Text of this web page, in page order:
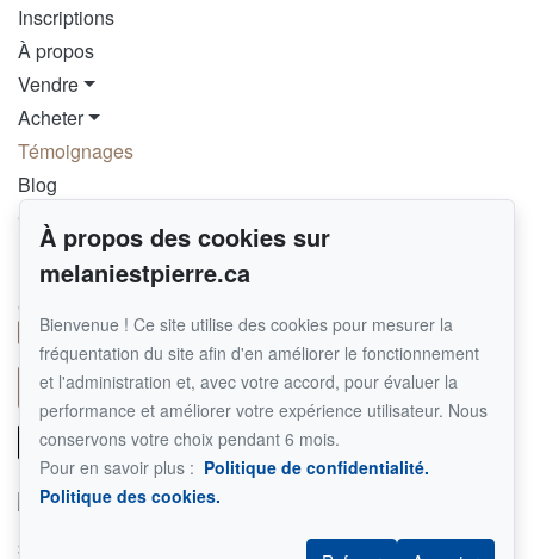
Inscriptions
À propos
Vendre
Acheter
Témoignages
Blog
Contact
Pour me joindre
GROUPE SUTTON SYNERGIE INC.
514 290-8092
Écrivez-moi un courriel
Suivez-moi sur Facebook !
À propos des cookies sur
melaniestpierre.ca
Bienvenue ! Ce site utilise des cookies pour mesurer la
fréquentation du site afin d'en améliorer le fonctionnement
et l'administration et, avec votre accord, pour évaluer la
performance et améliorer votre expérience utilisateur. Nous
conservons votre choix pendant 6 mois.
Pour en savoir plus : Politique de confidentialité.
Politique des cookies.